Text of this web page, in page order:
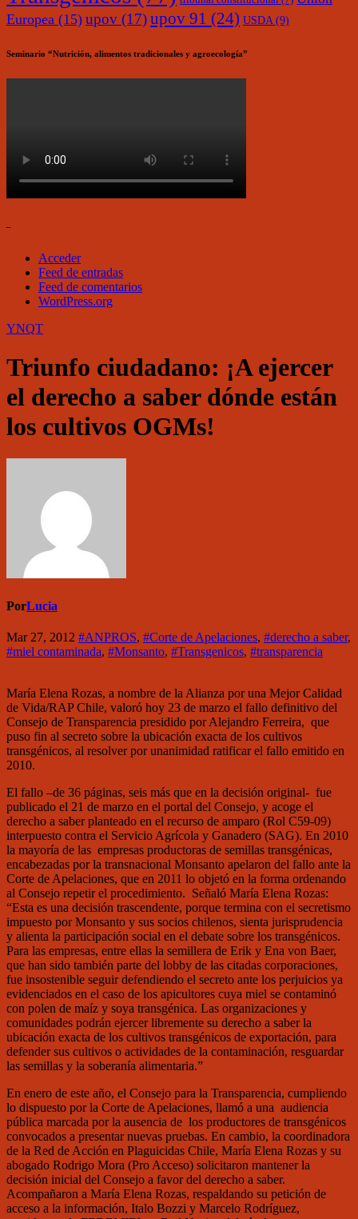
Europea (15) upov (17)upov 91 (24) USDA (9)
Seminario “Nutrición, alimentos tradicionales y agroecología”
–
Acceder
Feed de entradas
Feed de comentarios
WordPress.org
YNQT
Triunfo ciudadano: ¡A ejercer
el derecho a saber dónde están
los cultivos OGMs!
PorLucia
Mar 27, 2012 #ANPROS, #Corte de Apelaciones, #derecho a saber,
#miel contaminada, #Monsanto, #Transgenicos, #transparencia
María Elena Rozas, a nombre de la Alianza por una Mejor Calidad
de Vida/RAP Chile, valoró hoy 23 de marzo el fallo definitivo del
Consejo de Transparencia presidido por Alejandro Ferreira, que
puso fin al secreto sobre la ubicación exacta de los cultivos
transgénicos, al resolver por unanimidad ratificar el fallo emitido en
2010.
El fallo –de 36 páginas, seis más que en la decisión original- fue
publicado el 21 de marzo en el portal del Consejo, y acoge el
derecho a saber planteado en el recurso de amparo (Rol C59-09)
interpuesto contra el Servicio Agrícola y Ganadero (SAG). En 2010
la mayoría de las empresas productoras de semillas transgénicas,
encabezadas por la transnacional Monsanto apelaron del fallo ante la
Corte de Apelaciones, que en 2011 lo objetó en la forma ordenando
al Consejo repetir el procedimiento. Señaló María Elena Rozas:
“Esta es una decisión trascendente, porque termina con el secretismo
impuesto por Monsanto y sus socios chilenos, sienta jurisprudencia
y alienta la participación social en el debate sobre los transgénicos.
Para las empresas, entre ellas la semillera de Erik y Ena von Baer,
que han sido también parte del lobby de las citadas corporaciones,
fue insostenible seguir defendiendo el secreto ante los perjuicios ya
evidenciados en el caso de los apicultores cuya miel se contaminó
con polen de maíz y soya transgénica. Las organizaciones y
comunidades podrán ejercer libremente su derecho a saber la
ubicación exacta de los cultivos transgénicos de exportación, para
defender sus cultivos o actividades de la contaminación, resguardar
las semillas y la soberanía alimentaria.”
En enero de este año, el Consejo para la Transparencia, cumpliendo
lo dispuesto por la Corte de Apelaciones, llamó a una audiencia
pública marcada por la ausencia de los productores de transgénicos
convocados a presentar nuevas pruebas. En cambio, la coordinadora
de la Red de Acción en Plaguicidas Chile, María Elena Rozas y su
abogado Rodrigo Mora (Pro Acceso) solicitaron mantener la
decisión inicial del Consejo a favor del derecho a saber.
Acompañaron a María Elena Rozas, respaldando su petición de
acceso a la información, Italo Bozzi y Marcelo Rodríguez,